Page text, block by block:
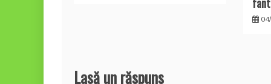
Lasă un răspuns